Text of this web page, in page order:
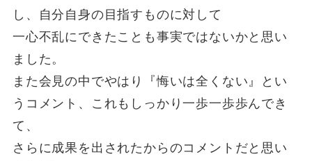
し、自分自身の目指すものに対して
一心不乱にできたことも事実ではないかと思い
ました。
また会見の中でやはり『悔いは全くない』とい
うコメント、これもしっかり一歩一歩歩んでき
て、
さらに成果を出されたからのコメントだと思い